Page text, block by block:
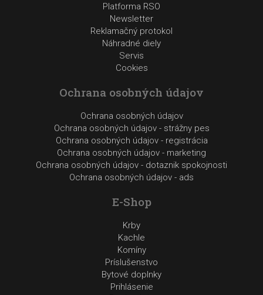
Platforma RSO
Newsletter
Reklamačný protokol
Náhradné diely
Servis
Cookies
Ochrana osobných údajov
Ochrana osobných údajov
Ochrana osobných údajov - strážny pes
Ochrana osobných údajov - registrácia
Ochrana osobných údajov - marketing
Ochrana osobných údajov - dotaznik spokojnosti
Ochrana osobných údajov - ads
E-Shop
Krby
Kachle
Komíny
Príslušenstvo
Bytové doplnky
Prihlásenie